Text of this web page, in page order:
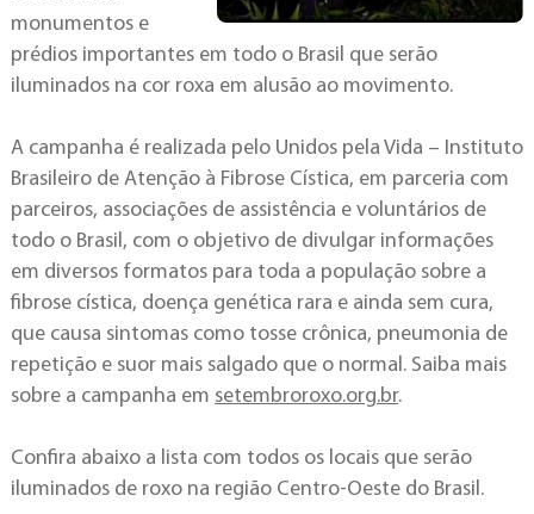
monumentos e
prédios importantes em todo o Brasil que serão
iluminados na cor roxa em alusão ao movimento.
A campanha é realizada pelo Unidos pela Vida – Instituto
Brasileiro de Atenção à Fibrose Cística, em parceria com
parceiros, associações de assistência e voluntários de
todo o Brasil, com o objetivo de divulgar informações
em diversos formatos para toda a população sobre a
fibrose cística, doença genética rara e ainda sem cura,
que causa sintomas como tosse crônica, pneumonia de
repetição e suor mais salgado que o normal. Saiba mais
sobre a campanha em setembroroxo.org.br.
Confira abaixo a lista com todos os locais que serão
iluminados de roxo na região Centro-Oeste do Brasil.